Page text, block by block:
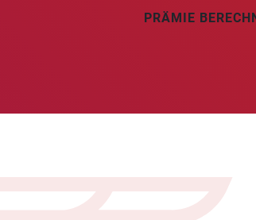
PRÄMIE